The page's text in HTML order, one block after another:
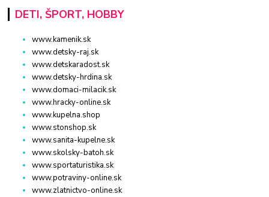
DETI, ŠPORT, HOBBY
www.kamenik.sk
www.detsky-raj.sk
www.detskaradost.sk
www.detsky-hrdina.sk
www.domaci-milacik.sk
www.hracky-online.sk
www.kupelna.shop
www.stonshop.sk
www.sanita-kupelne.sk
www.skolsky-batoh.sk
www.sportaturistika.sk
www.potraviny-online.sk
www.zlatnictvo-online.sk